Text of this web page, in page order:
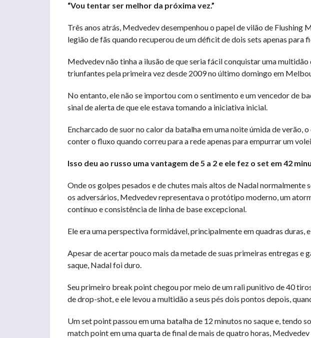
“Vou tentar ser melhor da próxima vez.”
Três anos atrás, Medvedev desempenhou o papel de vilão de Flushing
legião de fãs quando recuperou de um déficit de dois sets apenas para
Medvedev não tinha a ilusão de que seria fácil conquistar uma multidão
triunfantes pela primeira vez desde 2009 no último domingo em
No entanto, ele não se importou com o sentimento e um vencedor de
sinal de alerta de que ele estava tomando a iniciativa inicial.
Encharcado de suor no calor da batalha em uma noite úmida de verão,
conter o fluxo quando correu para a rede apenas para empurrar um
Isso deu ao russo uma vantagem de 5 a 2 e ele fez o set em 42
Onde os golpes pesados ​​e de chutes mais altos de Nadal normalmente
os adversários, Medvedev representava o protótipo moderno, um
contínuo e consistência de linha de base excepcional.
Ele era uma perspectiva formidável, principalmente em quadras duras,
Apesar de acertar pouco mais da metade de suas primeiras entregas e
saque, Nadal foi duro.
Seu primeiro break point chegou por meio de um rali punitivo de 40
de drop-shot, e ele levou a multidão a seus pés dois pontos depois,
Um set point passou em uma batalha de 12 minutos no saque e, tendo
match point em uma quarta de final de mais de quatro horas,